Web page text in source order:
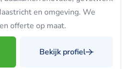
en omgeving. We
offerte op maat.
Bekijk profiel